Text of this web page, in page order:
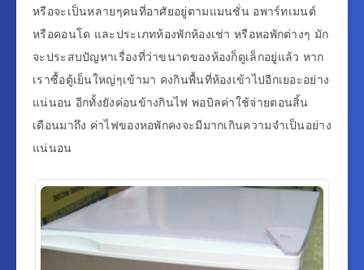
หรือจะเป็นหลายๆคนที่อาศัยอยู่ตามแมนชั่น อพาร์ทเมนต์
หรือคอนโด และประเภทห้องพักห้องเช่า หรือหอพักต่างๆ มัก
จะประสบปัญหาเรื่องที่ว่าขนาดของห้องก็ดูเล็กอยู่แล้ว หาก
เราซื้อตู้เย็นใหญ่ๆเข้ามา คงกินพื้นที่ห้องเข้าไปอีกเยอะอย่าง
แน่นอน อีกทั้งยังค่อนข้างกินไฟ พอบิลค่าใช้จ่ายตอนสิ้น
เดือนมาถึง ค่าไฟของหอพักคงจะมีมากเกินความจำเป็นอย่าง
แน่นอน